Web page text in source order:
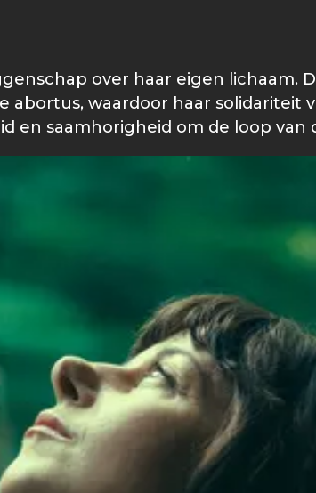
over haar eigen lichaam.
abortus, waardoor haar solidariteit
en saamhorigheid om de loop van